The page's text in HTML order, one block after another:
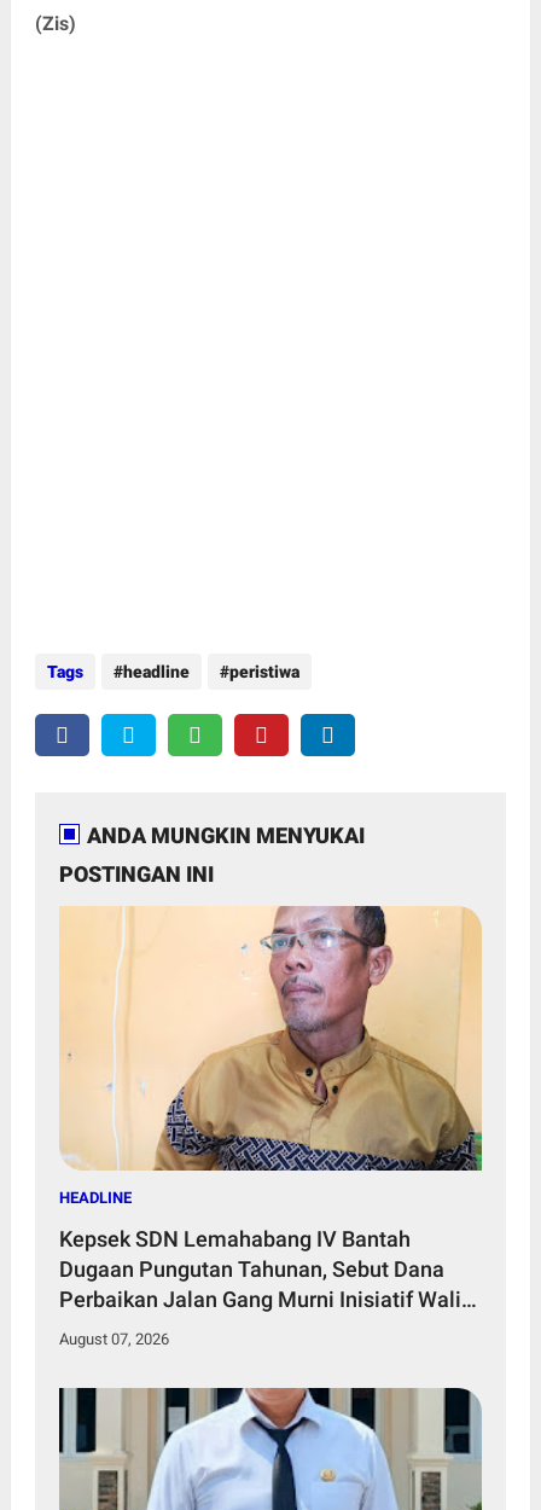
(Zis)
Tags headline peristiwa
ANDA MUNGKIN MENYUKAI
POSTINGAN INI
HEADLINE
Kepsek SDN Lemahabang IV Bantah
Dugaan Pungutan Tahunan, Sebut Dana
Perbaikan Jalan Gang Murni Inisiatif Wali
Murid
August 07, 2026